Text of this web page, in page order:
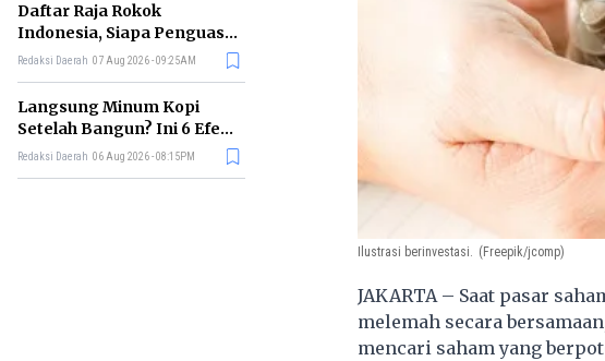
Daftar Raja Rokok
Indonesia, Siapa Penguasa
Industri Tembakau
Redaksi Daerah 07 Aug 2026 - 09:25AM
Langsung Minum Kopi
Setelah Bangun? Ini 6 Efek
yang Terjadi pada Tubuh
Redaksi Daerah 06 Aug 2026 - 08:15PM
Ilustrasi berinvestasi. (Freepik/jcomp)
JAKARTA – Saat pasar
melemah secara
mencari saham yang